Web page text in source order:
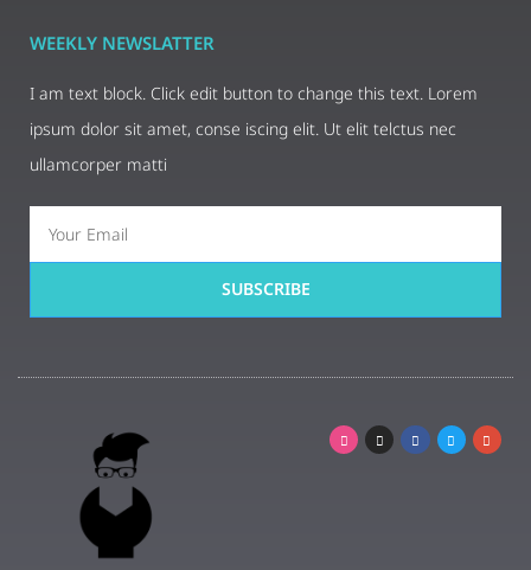
WEEKLY NEWSLATTER
I am text block. Click edit button to change this text. Lorem
ipsum dolor sit amet, conse iscing elit. Ut elit telctus nec
ullamcorper matti
SUBSCRIBE